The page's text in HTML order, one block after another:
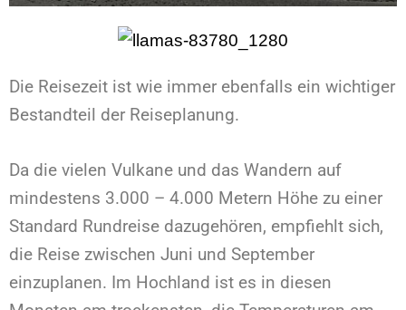
Die Reisezeit ist wie immer ebenfalls ein wichtiger
Bestandteil der Reiseplanung.
Da die vielen Vulkane und das Wandern auf
mindestens 3.000 – 4.000 Metern Höhe zu einer
Standard Rundreise dazugehören, empfiehlt sich,
die Reise zwischen Juni und September
einzuplanen. Im Hochland ist es in diesen